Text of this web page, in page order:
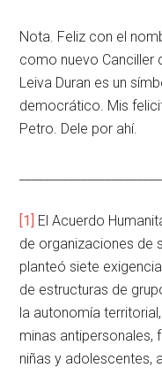
Nota. Feliz con el
como nuevo Canciller
Leiva Duran es un
democrático. Mis
Petro. Dele por ahí.
[1] El Acuerdo
de organizaciones de
planteó siete
de estructuras de
la autonomía
minas antipersonales,
niñas y adolescentes,